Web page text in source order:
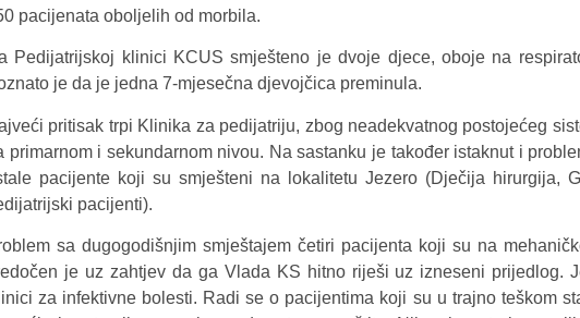
pacijenata oboljelih od morbila.
Pedijatrijskoj klinici KCUS smješteno je dvoje djece, oboje na
je da je jedna 7-mjesečna djevojčica preminula.
pritisak trpi Klinika za pedijatriju, zbog neadekvatnog postojećeg
primarnom i sekundarnom nivou. Na sastanku je također istaknut i
pacijente koji su smješteni na lokalitetu Jezero (Dječija hirurgija,
pacijenti).
sa dugogodišnjim smještajem četiri pacijenta koji su na
je uz zahtjev da ga Vlada KS hitno riješi uz izneseni prijedlog.
za infektivne bolesti. Radi se o pacijentima koji su u trajno teškom